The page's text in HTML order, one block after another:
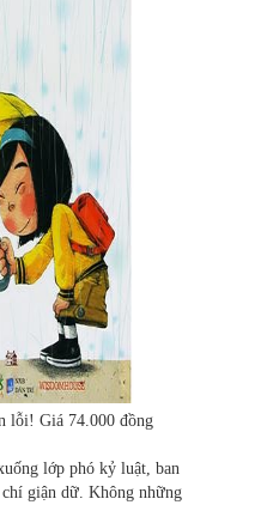
lỗi! Giá 74.000 đồng
lớp phó kỷ luật, ban
giận dữ. Không những